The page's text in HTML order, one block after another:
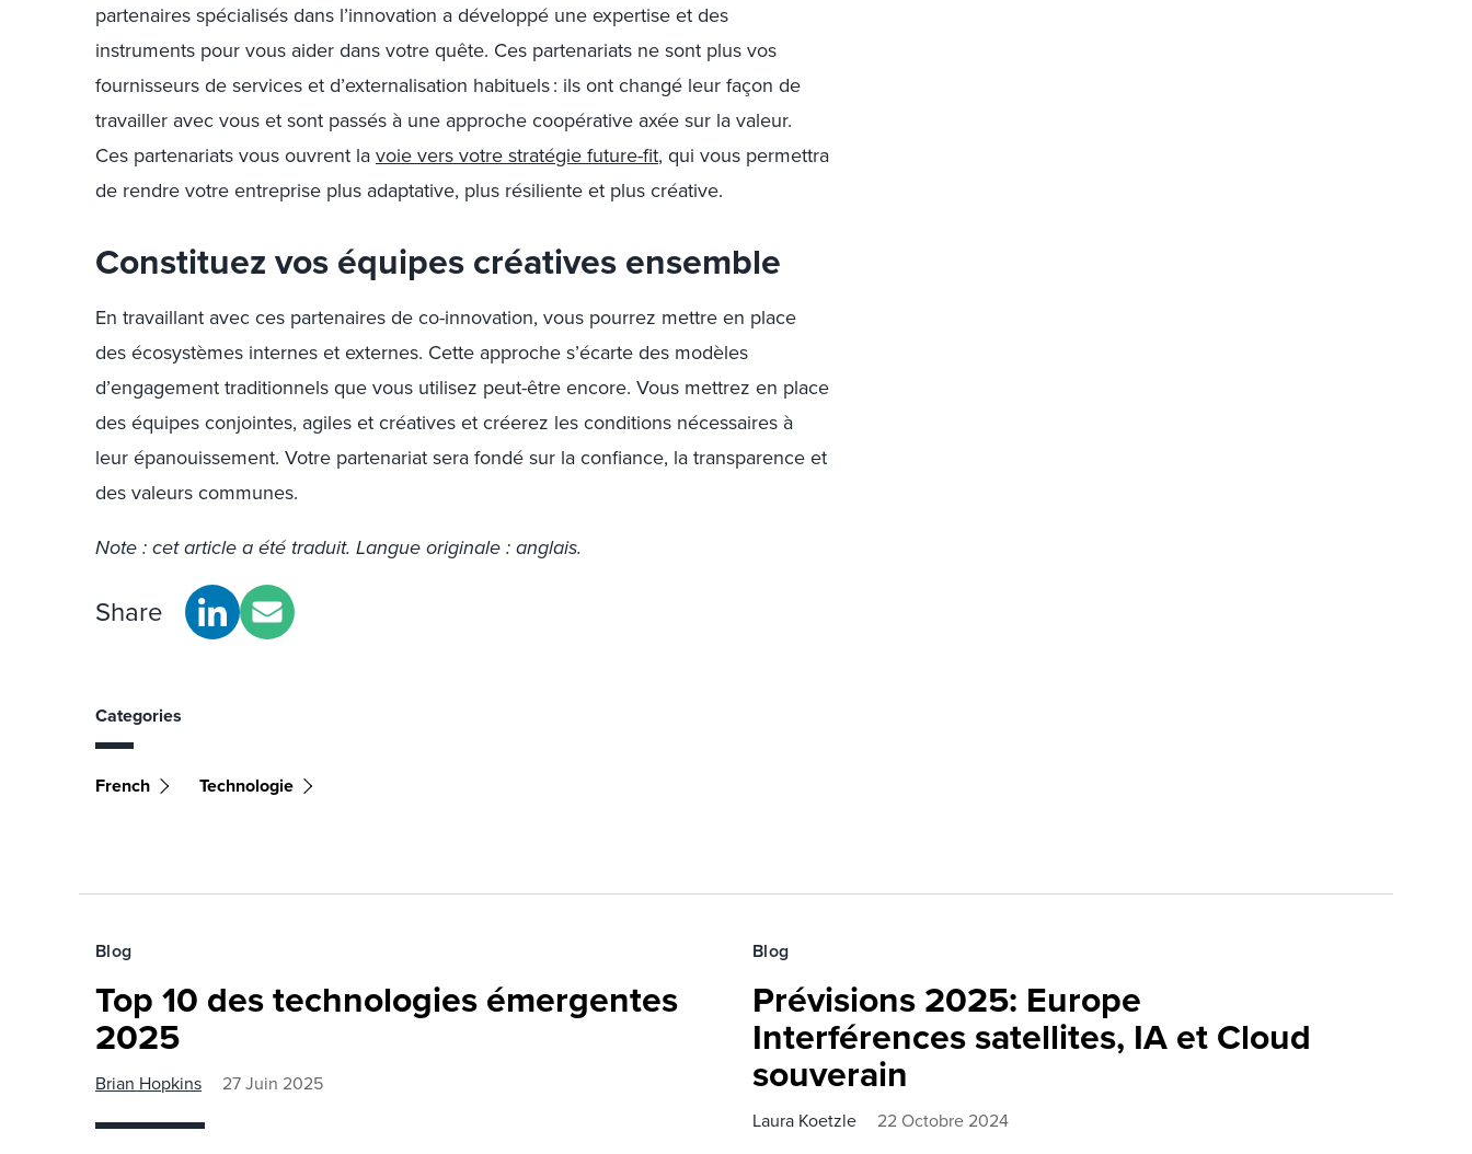
partenaires spécialisés dans l’innovation a développé une expertise et des
instruments pour vous aider dans votre quête. Ces partenariats ne sont plus vos
fournisseurs de services et d’externalisation habituels : ils ont changé leur façon de
travailler avec vous et sont passés à une approche coopérative axée sur la valeur.
Ces partenariats vous ouvrent lavoie vers votre stratégiefuture-fit, qui vous permettra
de rendre votre entreprise plus adaptative, plus résiliente et plus créative.
Constituez vos équipes créatives ensemble
En travaillant avec ces partenaires deco-innovation, vous pourrez mettre en place
des écosystèmes internes et externes. Cette approche s’écarte des modèles
d’engagement traditionnels que vous utilisez peut-être encore. Vous mettrez en place
des équipes conjointes, agiles et créatives et créerez les conditions nécessaires à
leur épanouissement. Votre partenariat sera fondé sur la confiance, la transparence et
des valeurs communes.
Note : cet article a été traduit. Langue originale : anglais.
Share
Categories
French Technologie
Blog
Top 10 des technologies émergentes
2025
Brian Hopkins 27 Juin 2025
Blog
Prévisions 2025: Europe
Interférences satellites, IA et Cloud
souverain
Laura Koetzle 22 Octobre 2024